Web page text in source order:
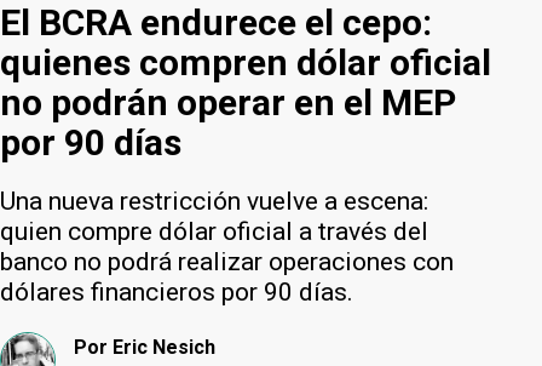
El BCRA endurece el cepo:
quienes compren dólar oficial
no podrán operar en el MEP
por 90 días
Una nueva restricción vuelve a escena:
quien compre dólar oficial a través del
banco no podrá realizar operaciones con
dólares financieros por 90 días.
Por Eric Nesich